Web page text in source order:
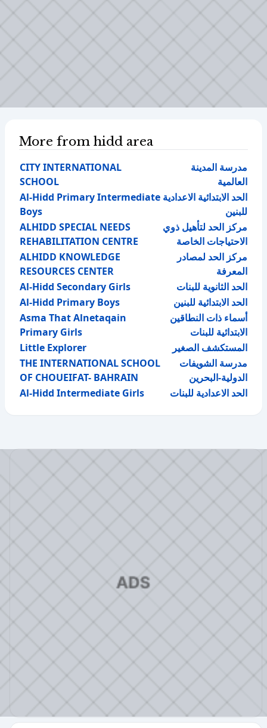
More from hidd area
CITY INTERNATIONAL
SCHOOL
مدرسة المدينة
العالمية
Al-Hidd Primary Intermediate
Boys
الحد الابتدائية الاعدادية
للبنين
ALHIDD SPECIAL NEEDS
REHABILITATION CENTRE
مركز الحد لتأهيل ذوي
الاحتياجات الخاصة
ALHIDD KNOWLEDGE
RESOURCES CENTER
مركز الحد لمصادر
المعرفة
Al-Hidd Secondary Girls
الحد الثانوية للبنات
Al-Hidd Primary Boys
الحد الابتدائية للبنين
Asma That Alnetaqain
Primary Girls
أسماء ذات النطاقين
الابتدائية للبنات
Little Explorer
المستكشف الصغير
THE INTERNATIONAL SCHOOL
OF CHOUEIFAT- BAHRAIN
مدرسة الشويفات
الدولية-البحرين
Al-Hidd Intermediate Girls
الحد الاعدادية للبنات